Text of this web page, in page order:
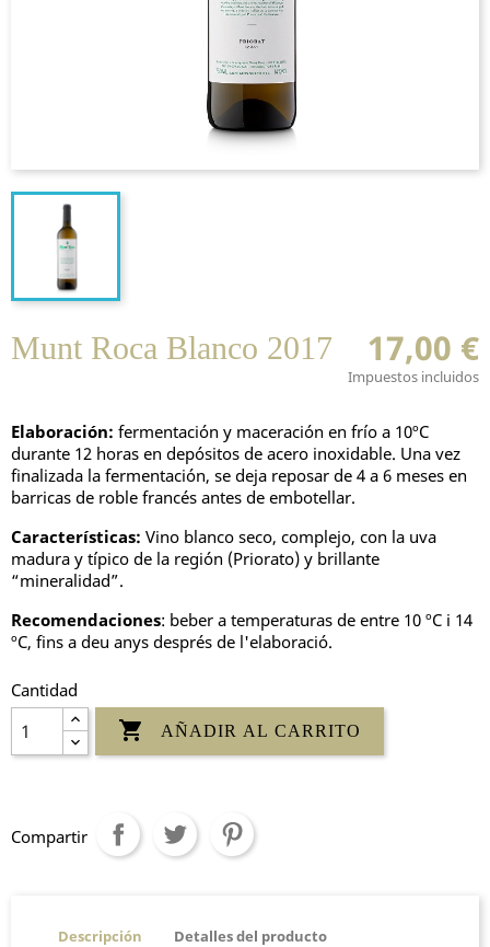
Munt Roca Blanco 2017 17,00 €
Impuestos incluidos
Elaboración: fermentación y maceración en frío a 10ºC
durante 12 horas en depósitos de acero inoxidable. Una vez
finalizada la fermentación, se deja reposar de 4 a 6 meses en
barricas de roble francés antes de embotellar.
Características: Vino blanco seco, complejo, con la uva
madura y típico de la región (Priorato) y brillante
“mineralidad”.
Recomendaciones: beber a temperaturas de entre 10 ºC i 14
ºC, fins a deu anys després de l'elaboració.
Cantidad
 AÑADIR AL CARRITO
Compartir
Descripción Detalles del producto